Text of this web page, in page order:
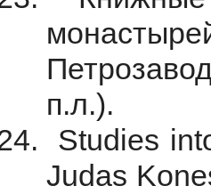
п.л.).
Studies
Judas